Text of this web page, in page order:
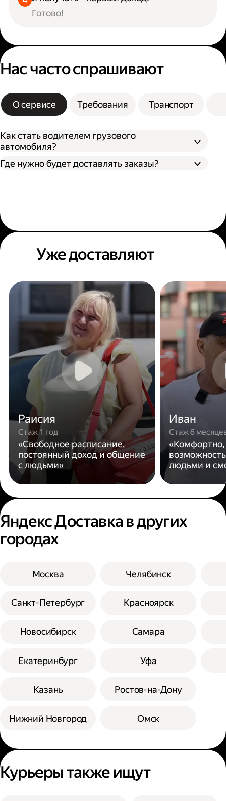
Готово!
Нас часто спрашивают
О сервисе Требования Транспорт
Как стать водителем грузового
автомобиля?
Где нужно будет доставлять заказы?
Уже доставляют
Раисия
Стаж 1 год
«Свободное расписание,
постоянный доход и общение
с людьми»
Иван
Стаж 6
людьми и
Яндекс Доставка в других
городах
Москва
Санкт-Петербург
Новосибирск
Екатеринбург
Казань
Нижний Новгород
Челябинск
Красноярск
Самара
Уфа
Ростов-на-Дону
Омск
Курьеры также ищут